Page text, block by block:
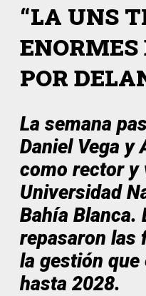
“LA UNS
ENORMES
POR
La semana
Daniel Vega y
como rector y
Universidad
Bahía Blanca.
repasaron las
la gestión que
hasta 2028.